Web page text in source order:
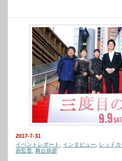
2017-7-31
イベントレポート
インタビュー レッドカ
画監督 舞台挨拶